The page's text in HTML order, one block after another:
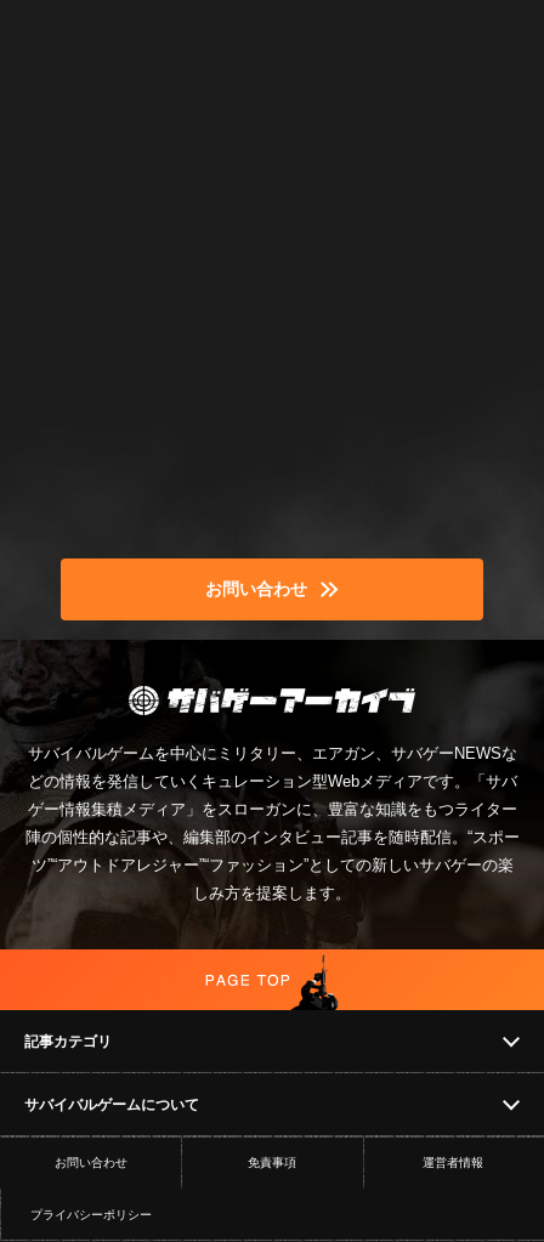
お問い合わせ
サバイバルゲームを中心にミリタリー、エアガン、サバゲーNEWSな
どの情報を発信していくキュレーション型Webメディアです。「サバ
ゲー情報集積メディア」をスローガンに、豊富な知識をもつライター
陣の個性的な記事や、編集部のインタビュー記事を随時配信。“スポー
ツ”“アウトドアレジャー”“ファッション”としての新しいサバゲーの楽
しみ方を提案します。
記事カテゴリ
NEWS
イベント
サバイバルゲームについて
フィールド
お問い合わせ 免責事項 運営者情報
プライバシーポリシー